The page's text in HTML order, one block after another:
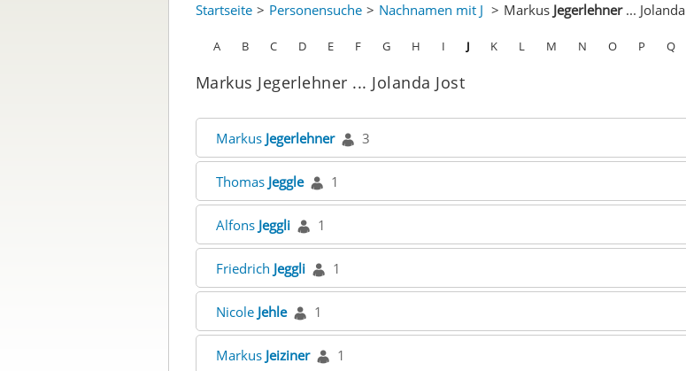
Startseite Personensuche Nachnamen mit J Markus Jegerlehner... Jolanda
A B C D E F G H I J K L M N O P Q
Markus Jegerlehner ... Jolanda Jost
Markus Jegerlehner 3
Thomas Jeggle 1
Alfons Jeggli 1
Friedrich Jeggli 1
Nicole Jehle 1
Markus Jeiziner 1